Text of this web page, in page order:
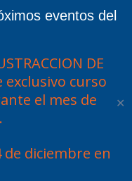
eventos del
DE
exclusivo curso
el mes de
de diciembre en
✕